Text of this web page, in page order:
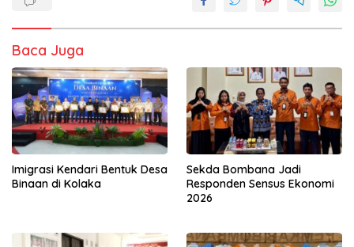
Baca Juga
Imigrasi Kendari Bentuk Desa
Binaan di Kolaka
Sekda Bombana Jadi
Responden Sensus Ekonomi
2026